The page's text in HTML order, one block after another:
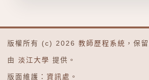
版權所有 (c) 2026 教師歷程系統 ，保
由 淡江大學 提供。
版面維護： 資訊處 。